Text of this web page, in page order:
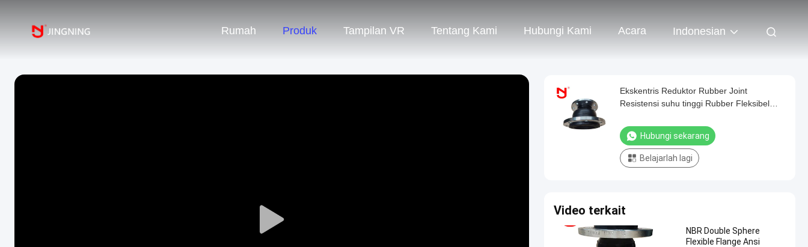
Rumah Produk Tampilan VR Tentang Kami Hubungi Kami Acara Indonesian
Play
Ekskentris Reduktor Rubber Joint
Resistensi suhu tinggi Rubber Fleksibel
Hubungi sekarang
Belajarlah lagi
Video terkait
NBR Double Sphere
Flexible Flange Ansi